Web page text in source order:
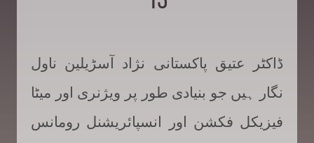
ڈاکٹر عتیق پاکستانی نژاد آسڑیلین ناول
نگار ہیں جو بنیادی طور پر ویژنری اور میٹا
فیزیکل فکشن اور انسپائریشنل رومانس